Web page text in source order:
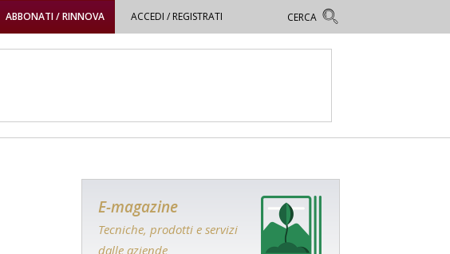
ABBONATI / RINNOVA ACCEDI / REGISTRATI
E-magazine
Tecniche, prodotti e servizi
dalle aziende